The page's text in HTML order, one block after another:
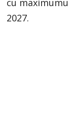
2027.